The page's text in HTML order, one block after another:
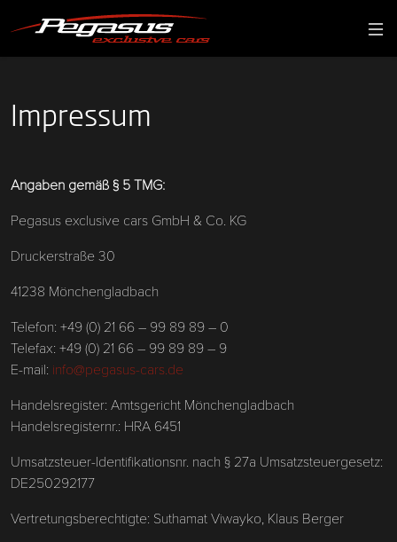
Impressum
Angaben gemäß § 5 TMG:
Pegasus exclusive cars GmbH & Co. KG
Druckerstraße 30
41238 Mönchengladbach
Telefon: +49 (0) 21 66 – 99 89 89 – 0
Telefax: +49 (0) 21 66 – 99 89 89 – 9
E-mail: info@pegasus-cars.de
Handelsregister: Amtsgericht Mönchengladbach
Handelsregisternr.: HRA 6451
Umsatzsteuer-Identifikationsnr. nach § 27a Umsatzsteuergesetz:
DE250292177
Vertretungsberechtigte: Suthamat Viwayko, Klaus Berger